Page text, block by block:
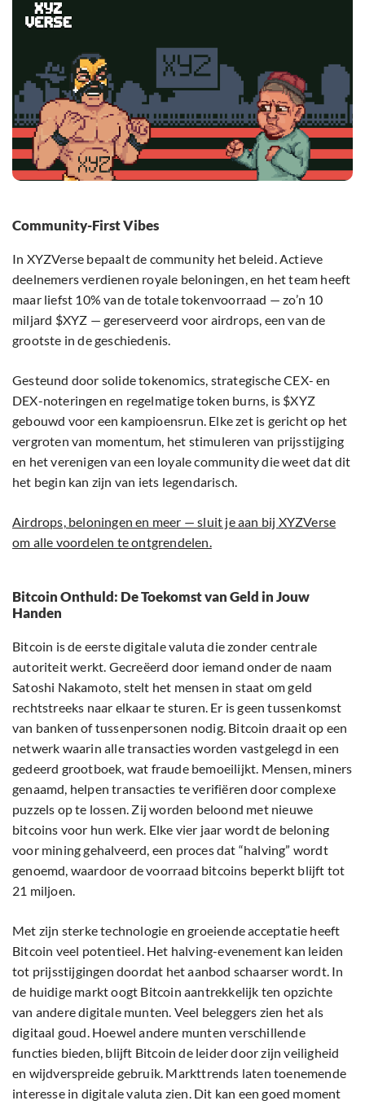
Community-First Vibes
In XYZVerse bepaalt de community het beleid. Actieve
deelnemers verdienen royale beloningen, en het team heeft
maar liefst 10% van de totale tokenvoorraad — zo’n 10
miljard $XYZ — gereserveerd voor airdrops, een van de
grootste in de geschiedenis.
Gesteund door solide tokenomics, strategische CEX- en
DEX-noteringen en regelmatige token burns, is $XYZ
gebouwd voor een kampioensrun. Elke zet is gericht op het
vergroten van momentum, het stimuleren van prijsstijging
en het verenigen van een loyale community die weet dat dit
het begin kan zijn van iets legendarisch.
Airdrops, beloningen en meer — sluit je aan bij XYZVerse
om alle voordelen te ontgrendelen.
Bitcoin Onthuld: De Toekomst van Geld in Jouw
Handen
Bitcoin is de eerste digitale valuta die zonder centrale
autoriteit werkt. Gecreëerd door iemand onder de naam
Satoshi Nakamoto, stelt het mensen in staat om geld
rechtstreeks naar elkaar te sturen. Er is geen tussenkomst
van banken of tussenpersonen nodig. Bitcoin draait op een
netwerk waarin alle transacties worden vastgelegd in een
gedeerd grootboek, wat fraude bemoeilijkt. Mensen, miners
genaamd, helpen transacties te verifiëren door complexe
puzzels op te lossen. Zij worden beloond met nieuwe
bitcoins voor hun werk. Elke vier jaar wordt de beloning
voor mining gehalveerd, een proces dat “halving” wordt
genoemd, waardoor de voorraad bitcoins beperkt blijft tot
21 miljoen.
Met zijn sterke technologie en groeiende acceptatie heeft
Bitcoin veel potentieel. Het halving-evenement kan leiden
tot prijsstijgingen doordat het aanbod schaarser wordt. In
de huidige markt oogt Bitcoin aantrekkelijk ten opzichte
van andere digitale munten. Veel beleggers zien het als
digitaal goud. Hoewel andere munten verschillende
functies bieden, blijft Bitcoin de leider door zijn veiligheid
en wijdverspreide gebruik. Markttrends laten toenemende
interesse in digitale valuta zien. Dit kan een goed moment